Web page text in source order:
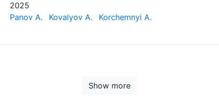
2025
Panov A.
Kovalyov A. Korchemnyi A.
Show more